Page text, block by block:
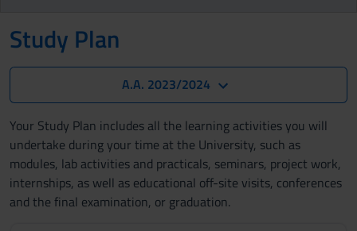
Study Plan
A.A. 2023/2024
Your Study Plan includes all the learning activities you will
undertake during your time at the University, such as
modules, lab activities and practicals, seminars, project work,
internships, as well as educational off-site visits, conferences
and the final examination, or graduation.